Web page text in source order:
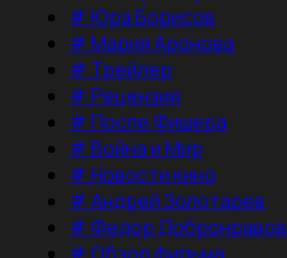
#Юра Борисов
#Мария Аронова
# Трейлер
#Рецензия
#После Фишера
#Война и Мир
#Новости кино
#Андрей Золотарев
#Федор Добронравов